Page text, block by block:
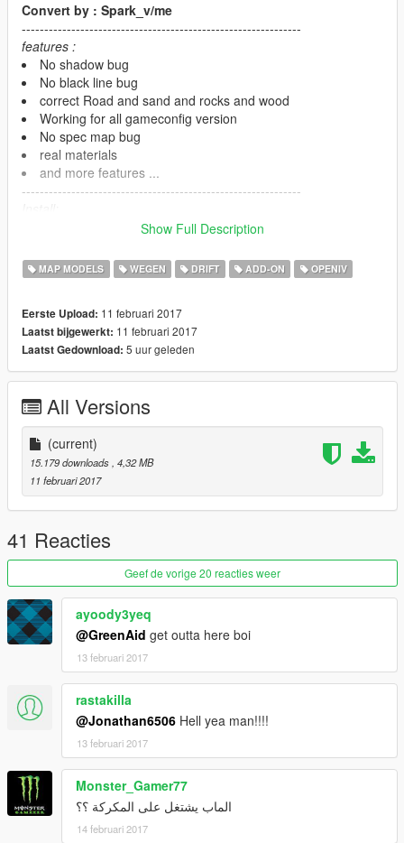
Convert by : Spark_v/me
--------------------------------------------------------------
features :
No shadow bug
No black line bug
correct Road and sand and rocks and wood
Working for all gameconfig version
No spec map bug
real materials
and more features ...
--------------------------------------------------------------
Have fun ^_^
Show Full Description
MAP MODELS WEGEN DRIFT ADD-ON OPENIV
Eerste Upload: 11 februari 2017
Laatst bijgewerkt: 11 februari 2017
Laatst Gedownload: 5 uur geleden
All Versions
(current)
15.179 downloads , 4,32 MB
11 februari 2017
41 Reacties
Geef de vorige 20 reacties weer
ayoody3yeq
@GreenAid get outta here boi
13 februari 2017
rastakilla
@Jonathan6506 Hell yea man!!!!
13 februari 2017
Monster_Gamer77
الماب يشتغل على المكركة ؟؟
14 februari 2017